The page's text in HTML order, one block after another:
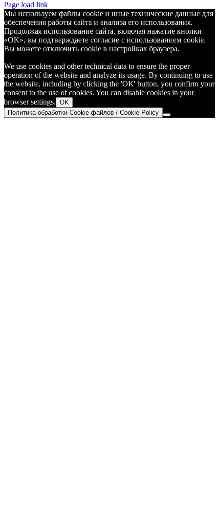
Telegram
Page load link
Мы используем файлы cookie и иные технические данные для
обеспечения работы сайта и анализа его использования.
Продолжая использование сайта, включая нажатие кнопки
«OK», вы подтверждаете согласие с использованием cookie.
Вы можете отключить cookie в настройках браузера.
We use cookies and other technical data to ensure the proper
operation of the website and analyze its usage. By continuing to use
the website, including by clicking the 'OK' button, you confirm your
consent to the use of cookies. You can disable cookies in your
browser settings. OK
Политика обработки Cookie-файлов / Cookie Policy